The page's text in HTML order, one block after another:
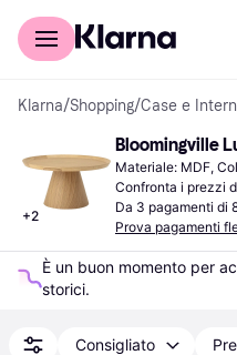
Per il tuo shopping
Klarna/Shopping/Case e
+2
Bloomingville
Materiale: MDF,
Confronta i prezzi
Da 3 pagamenti di
Prova pagamenti
È un buon momento per
storici.
Consigliato